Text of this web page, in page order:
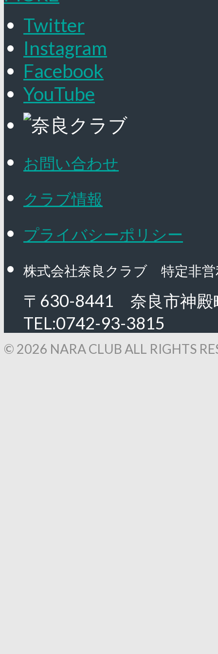
Twitter
Instagram
Facebook
YouTube
お問い合わせ
クラブ情報
プライバシーポリシー
株式会社奈良クラブ 特定非
〒630-8441 奈良市神
TEL:0742-93-3815
© 2026 NARA CLUB ALL RIGHTS